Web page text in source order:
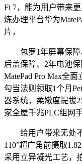
Fi 7，能为用户带来
炼办理平台华为
片，
包罗1年屏幕保障
后盖保障、2年电池
MatePad Pro Max全
勾当法则领取1个月
器系统，柔嫩度提拔
家全屋千兆PLC组网手
给用户带来无处不
110°超广角前摄取
采用立异凝光工艺，